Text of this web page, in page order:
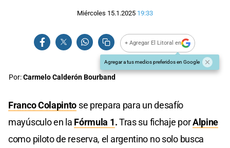
Miércoles 15.1.2025 19:33
+ Agregar El Litoral en
Agregar a tus medios preferidos en Google
Por:Carmelo Calderón Bourband
Franco Colapinto se prepara para un desafío
mayúsculo en la Fórmula 1.Tras su fichaje porAlpine
como piloto de reserva, el argentino no solo busca